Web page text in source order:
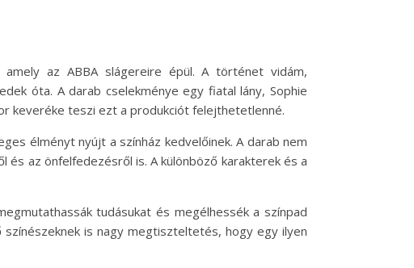
az ABBA slágereire épül. A történet vidám,
óta. A darab cselekménye egy fiatal lány, Sophie
keveréke teszi ezt a produkciót felejthetetlenné.
élményt nyújt a színház kedvelőinek. A darab nem
és az önfelfedezésről is. A különböző karakterek és a
tudásukat és megélhessék a színpad
is nagy megtiszteltetés, hogy egy ilyen